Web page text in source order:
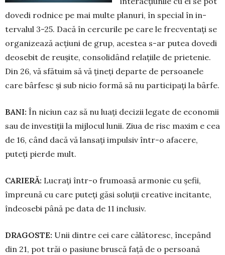
do­vedi rodnice pe mai multe planuri, în special în in­
tervalul 3-25. Dacă în cercurile pe care le frecven­tați se
organizează acțiuni de grup, acestea s-ar pu­tea dovedi
deo­sebit de reușite, consolidând relațiile de prietenie.
Din 26, vă sfătuim să vă țineți departe de persoa­nele
care bârfesc și sub nicio formă să nu participați la bârfe.
BANI: În niciun caz să nu luați decizii legate de eco­nomii
sau de investiții la mijlocul lunii. Ziua de risc maxim e cea
de 16, când dacă vă lansați impul­siv într-o afacere,
puteți pierde mult.
CARIERĂ: Lucrați într-o frumoasă armonie cu șefii,
împreună cu care puteți găsi soluții creative incitante,
îndeosebi până pe data de 11 inclusiv.
DRAGOSTE: Unii dintre cei care călătoresc, începând
din 21, pot trăi o pasiune bruscă față de o persoană